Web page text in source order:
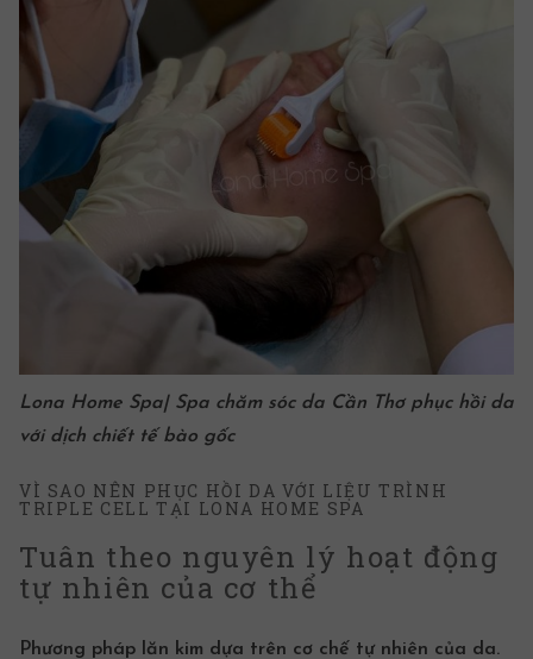
Lona Home Spa| Spa chăm sóc da Cần Thơ phục hồi da
với dịch chiết tế bào gốc
VÌ SAO NÊN PHỤC HỒI DA VỚI LIỆU TRÌNH
TRIPLE CELL TẠI LONA HOME SPA
Tuân theo nguyên lý hoạt động
tự nhiên của cơ thể
Phương pháp lăn kim dựa trên cơ chế tự nhiên của da.